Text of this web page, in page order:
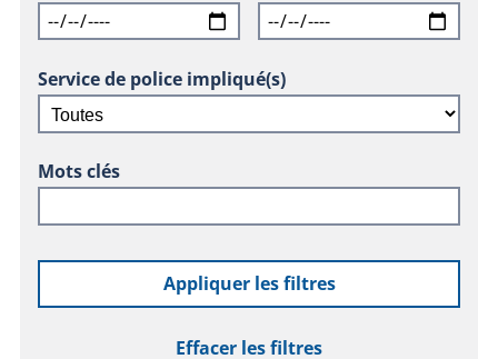
Service de police impliqué(s)
Mots clés
Appliquer les filtres
Effacer les filtres